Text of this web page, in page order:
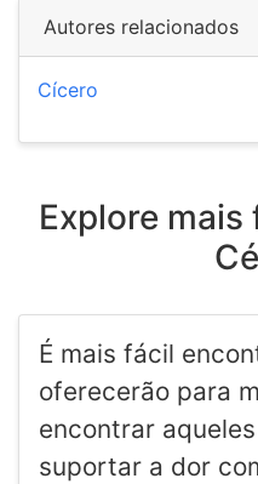
Autores relacionados
Cícero
Explore
É mais fácil
oferecerão para
encontrar
suportar a dor